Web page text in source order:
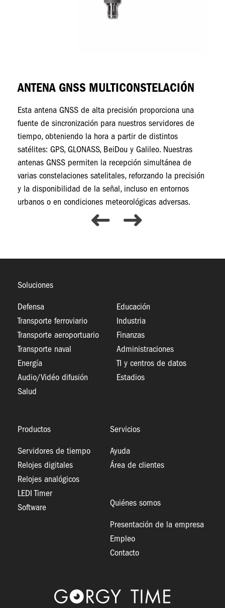
ANTENA GNSS MULTICONSTELACIÓN
Esta antena GNSS de alta precisión proporciona una
fuente de sincronización para nuestros servidores de
tiempo, obteniendo la hora a partir de distintos
satélites: GPS, GLONASS, BeiDou y Galileo. Nuestras
antenas GNSS permiten la recepción simultánea de
varias constelaciones satelitales, reforzando la precisión
y la disponibilidad de la señal, incluso en entornos
urbanos o en condiciones meteorológicas adversas.
Soluciones
Defensa
Transporte ferroviario
Transporte aeroportuario
Transporte naval
Energía
Audio/Vidéo difusión
Salud
Educación
Industria
Finanzas
Administraciones
TI y centros de datos
Estadios
Productos
Servidores de tiempo
Relojes digitales
Relojes analógicos
LEDI Timer
Software
Servicios
Ayuda
Área de clientes
Quiénes somos
Presentación de la empresa
Empleo
Contacto
Logo